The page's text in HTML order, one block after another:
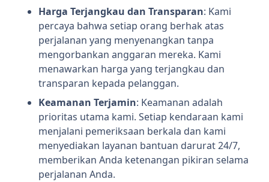
Harga Terjangkau dan Transparan: Kami
percaya bahwa setiap orang berhak atas
perjalanan yang menyenangkan tanpa
mengorbankan anggaran mereka. Kami
menawarkan harga yang terjangkau dan
transparan kepada pelanggan.
Keamanan Terjamin: Keamanan adalah
prioritas utama kami. Setiap kendaraan kami
menjalani pemeriksaan berkala dan kami
menyediakan layanan bantuan darurat 24/7,
memberikan Anda ketenangan pikiran selama
perjalanan Anda.